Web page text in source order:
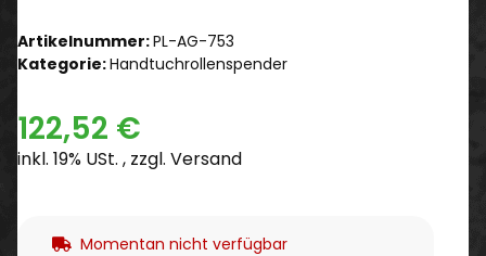
Artikelnummer:PL-AG-753
Kategorie:Handtuchrollenspender
122,52 €
inkl. 19% USt. , zzgl. Versand
Momentan nicht verfügbar